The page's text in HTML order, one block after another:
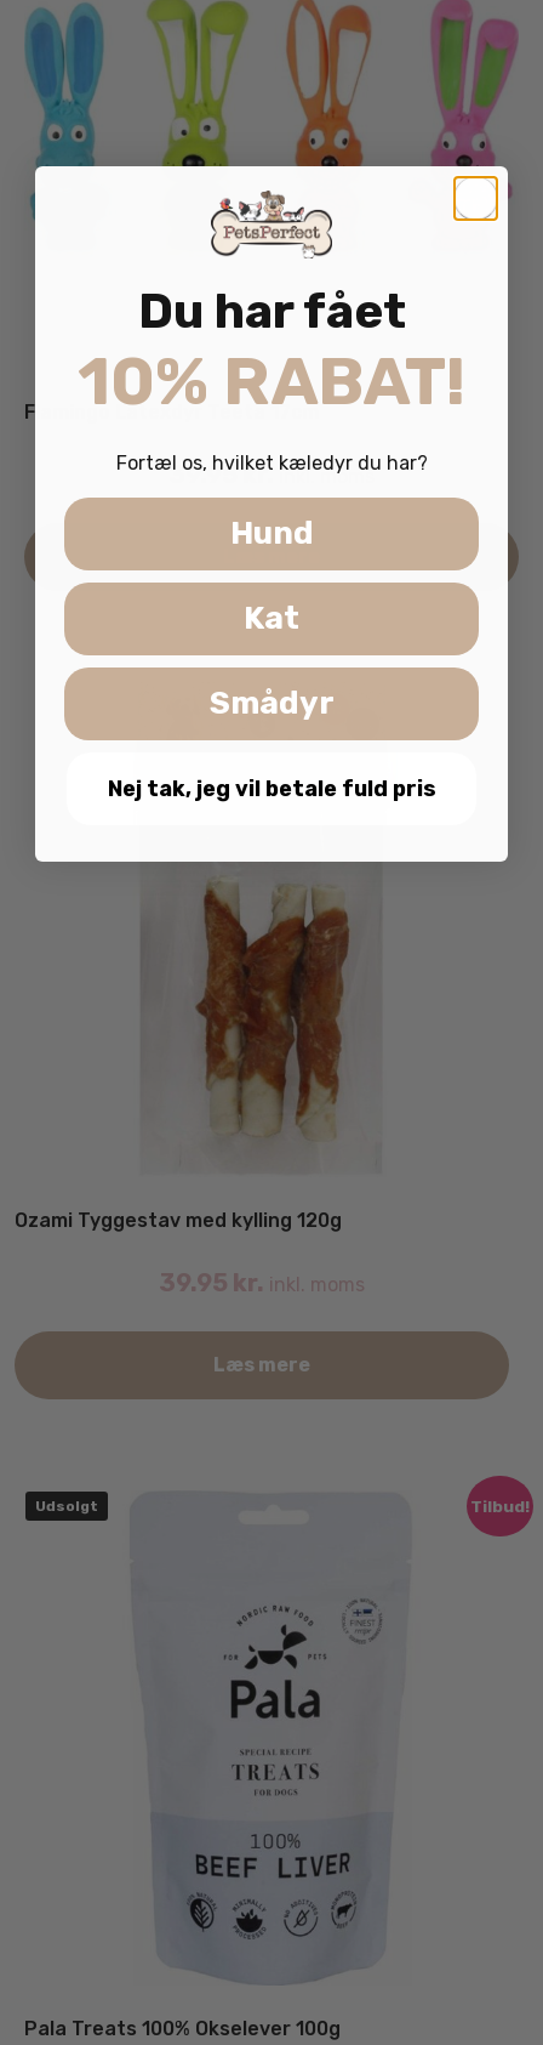
Flamingo Latexdyr Teeta 17cm
39.95kr. inkl. moms
Ozami Tyggestav med kylling 120g
39.95 kr. inkl. moms
Læs mere
Tilbud!
Udsolgt
Pala Treats 100% Okselever 100g
Du har fået
10% RABAT!
Fortæl os, hvilket kæledyr du har?
Hund
Kat
Smådyr
Nej tak, jeg vil betale fuld pris